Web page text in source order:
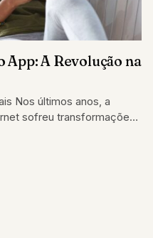
A Revolução na
Nos últimos anos, a
sofreu transformações